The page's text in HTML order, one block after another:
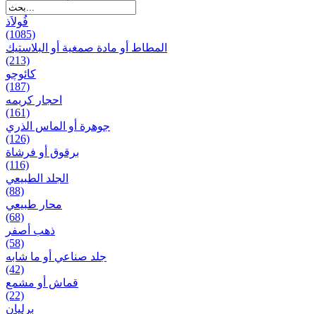
فُولاَذ
(1085)
المطاط أو مادة صمغية أو البلاستيك
(213)
کائوچو
(187)
احجار کریمه
(161)
جوهرة أو الماس الذري
(126)
برقوق أو فرشاة
(116)
الجلد الطبيعي
(88)
محار طبيعي
(68)
ذهب أصفر
(58)
جلد صناعي أو ما شابه
(42)
قماش أو مشمع
(22)
برلیان